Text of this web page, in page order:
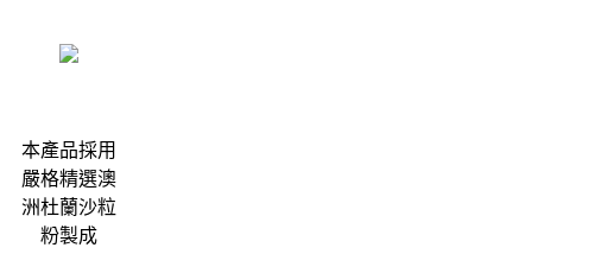
本產品採用
嚴格精選澳
洲杜蘭沙粒
粉製成